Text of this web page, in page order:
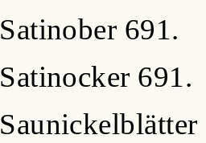
Satinober 691.
Satinocker 691.
Saunickelblätter